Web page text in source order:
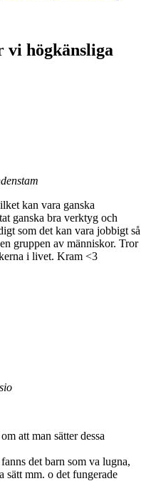
vi högkänsliga
kan vara ganska
ganska bra verktyg och
som det kan vara jobbigt så
gruppen av människor. Tror
i livet. Kram <3
att man sätter dessa
det barn som va lugna,
sätt mm. o det fungerade